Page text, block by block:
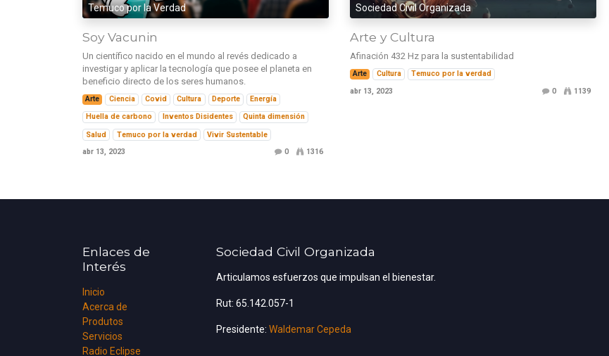
Temuco por la Verdad
Soy Vacunin
Un científico nacido en el mundo al revés dedicado a
investigar y aplicar la tecnología que posee el planeta en
beneficio directo de los seres humanos.
Arte Ciencia Covid Cultura Deporte
Energía
Huella de carbono
Inventos Disidentes
Quinta dimensión
Salud
Temuco por la verdad
Vivir Sustentable
abr 13, 2023
0 1316
Sociedad Civil Organizada
Arte y Cultura
Afinación 432 Hz para la sustentabilidad
Arte Cultura
Temuco por la verdad
abr 13, 2023
0 1139
Enlaces de
Interés
Inicio
Acerca de
Produtos
Servicios
Radio Eclipse
Sociedad Civil Organizada
Articulamos esfuerzos que impulsan el bienestar.
Rut: 65.142.057-1
Presidente: Waldemar Cepeda